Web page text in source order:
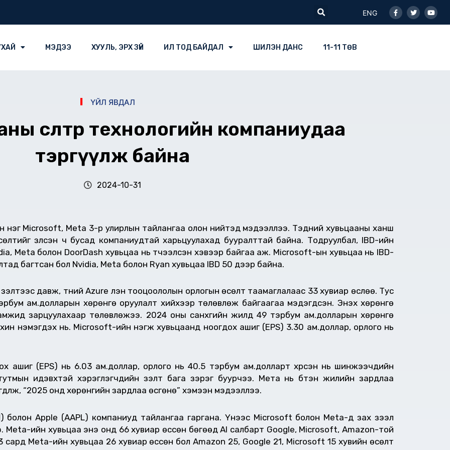
Search
ENG
f
МЭДЭЭ ХУУЛЬ, ЭРХ ЗҮЙ ИЛ ТОД БАЙДАЛ ШИЛЭН ДАНС 11-11 ТӨВ
ҮЙЛ ЯВДАЛ
өсөлтөөрөө технологийн компаниудаа
тэргүүлж байна
2024-10-31
нэг Microsoft, Meta 3-р улирлын тайлангаа олон нийтэд мэдээллээ. Тэдний хувьцааны ханш
үзүүлсэн ч бусад компаниудтай харьцуулахад бууралттай байна. Тодруулбал, IBD-ийн
Meta болон DoorDash хувьцаа нь түүчээлсэн хэвээр байгаа аж. Microsoft-ын хувьцаа нь IBD-
багтсан бол Nvidia, Meta болон Ryan хувьцаа IBD 50 дээр байна.
давж, түүний Azure үүлэн тооцоололын орлогын өсөлт таамаглалаас 33 хувиар өслөө. Тус
ам.долларын хөрөнгө оруулалт хийхээр төлөвлөж байгаагаа мэдэгдсэн. Энэхүү хөрөнгө
зарцуулахаар төлөвлөжээ. 2024 оны санхүүгийн жилд 49 тэрбум ам.долларын хөрөнгө
нэмэгдэх нь. Microsoft-ийн нэгж хувьцаанд ноогдох ашиг (EPS) 3.30 ам.доллар, орлого нь
ашиг (EPS) нь 6.03 ам.доллар, орлого нь 40.5 тэрбум ам.долларт хүрсэн нь шинжээчдийн
идэвхтэй хэрэглэгчдийн үзэлт бага зэрэг буурчээ. Мета нь бүтэн жилийн зардлаа
“2025 онд хөрөнгийн зардлаа өсгөнө” хэмээн мэдээллээ.
болон Apple (AAPL) компаниуд тайлангаа гаргана. Үүнээс Microsoft болон Meta-д зах зээл
Meta-ийн хувьцаа энэ онд 66 хувиар өссөн бөгөөд AI салбарт Google, Microsoft, Amazon-той
сард Meta-ийн хувьцаа 26 хувиар өссөн бол Amazon 25, Google 21, Microsoft 15 хувийн өсөлт